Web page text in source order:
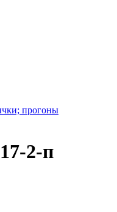
прогоны
2-п